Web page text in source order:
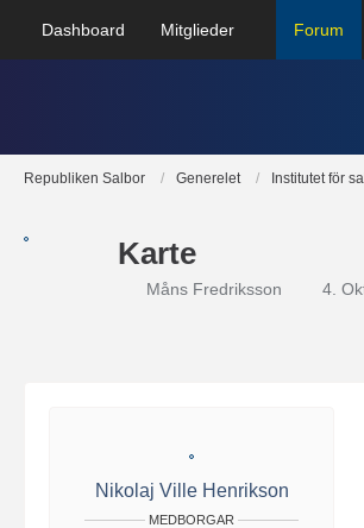
Dashboard Mitglieder Forum
Republiken Salbor Generelet Institutet för
Karte
Måns Fredriksson 4.
Nikolaj Ville Henrikson
MEDBORGAR